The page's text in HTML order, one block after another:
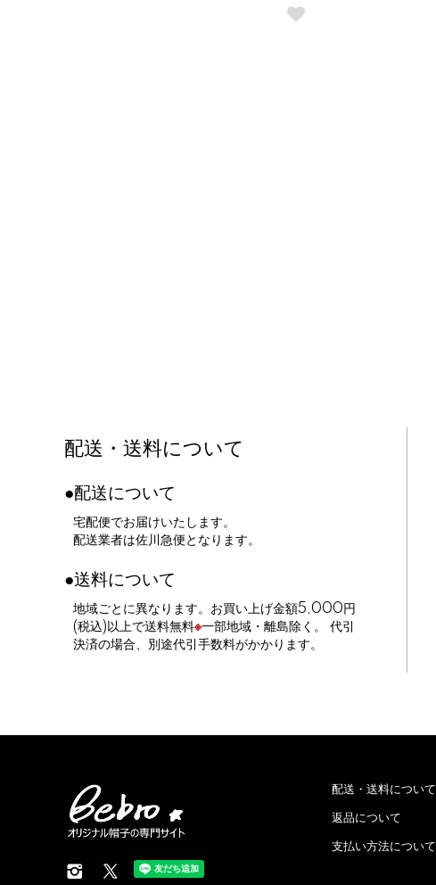
配送・送料について
●配送について
宅配便でお届けいたします。
配送業者は佐川急便となります。
●送料について
地域ごとに異なります。お買い上げ金額5,000円
(税込)以上で送料無料※一部地域・離島除く。 代引
決済の場合、別途代引手数料がかかります。
配送・送料について
返品について
支払い方法について